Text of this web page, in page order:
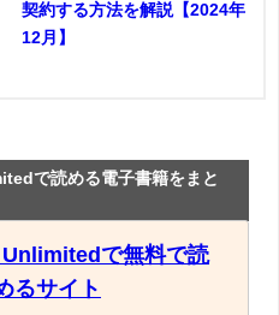
契約する方法を解説【2024年
12月】
で読める電子書籍をまと
で無料で読
るサイト